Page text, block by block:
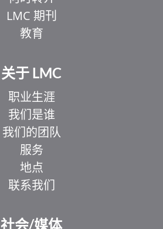
LMC 期刊
教育
关于 LMC
职业生涯
我们是谁
我们的团队
服务
地点
联系我们
社会/媒体